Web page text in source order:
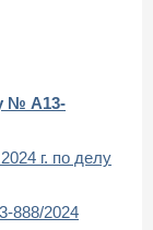
№ А13-
г. по делу
888/2024